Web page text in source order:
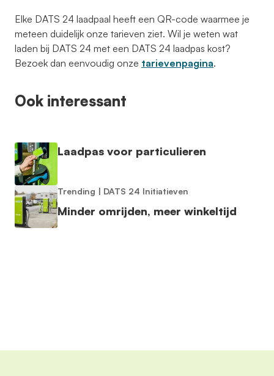
Elke DATS 24 laadpaal heeft een QR-code waarmee je
meteen duidelijk onze tarieven ziet. Wil je weten wat
laden bij DATS 24 met een DATS 24 laadpas kost?
Bezoek dan eenvoudig onze tarievenpagina.
Ook interessant
Laadpas voor particulieren
Trending | DATS 24 Initiatieven
Minder omrijden, meer winkeltijd